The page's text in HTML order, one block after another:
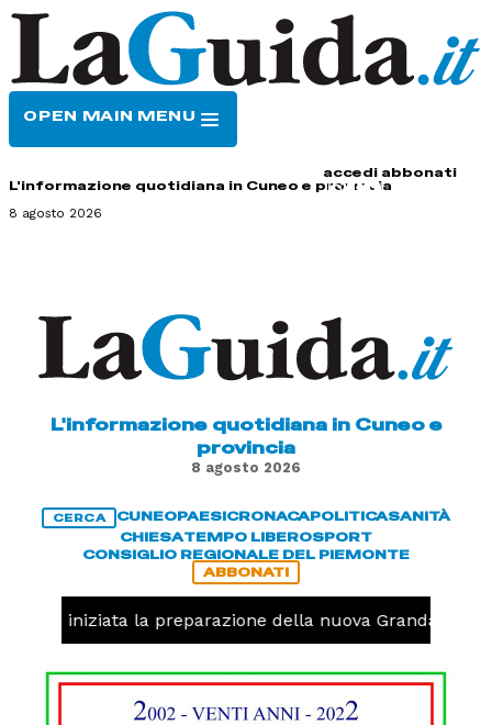
OPEN MAIN MENU
accedi abbonati
L'informazione quotidiana in Cuneo e provincia
8 agosto 2026
L'informazione quotidiana in Cuneo e
provincia
8 agosto 2026
CERCA CUNEOPAESICRONACAPOLITICASANITÀ
CHIESATEMPO LIBEROSPORT
CONSIGLIO REGIONALE DEL PIEMONTE
ABBONATI
iniziata la preparazione della nuova Granda Volley